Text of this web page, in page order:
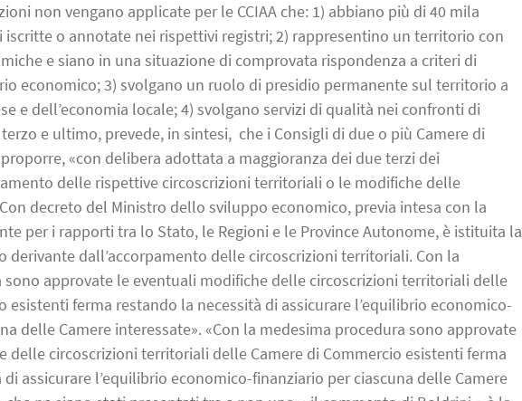
non vengano applicate per le CCIAA che: 1) abbiano più di 40 mila
iscritte o annotate nei rispettivi registri; 2) rappresentino un territorio con
e siano in una situazione di comprovata rispondenza a criteri di
economico; 3) svolgano un ruolo di presidio permanente sul territorio a
e dell’economia locale; 4) svolgano servizi di qualità nei confronti di
e ultimo, prevede, in sintesi, che i Consigli di due o più Camere di
«con delibera adottata a maggioranza dei due terzi dei
delle rispettive circoscrizioni territoriali o le modifiche delle
decreto del Ministro dello sviluppo economico, previa intesa con la
per i rapporti tra lo Stato, le Regioni e le Province Autonome, è istituita la
derivante dall’accorpamento delle circoscrizioni territoriali. Con la
sono approvate le eventuali modifiche delle circoscrizioni territoriali delle
esistenti ferma restando la necessità di assicurare l’equilibrio economico-
delle Camere interessate». «Con la medesima procedura sono approvate
delle circoscrizioni territoriali delle Camere di Commercio esistenti ferma
assicurare l’equilibrio economico-finanziario per ciascuna delle Camere